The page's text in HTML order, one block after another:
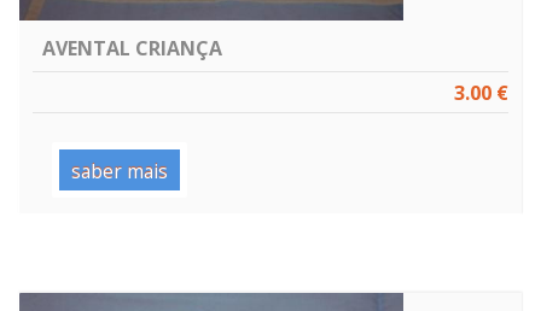
AVENTAL CRIANÇA
3.00 €
saber mais